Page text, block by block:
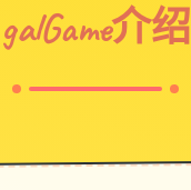
galGame介绍